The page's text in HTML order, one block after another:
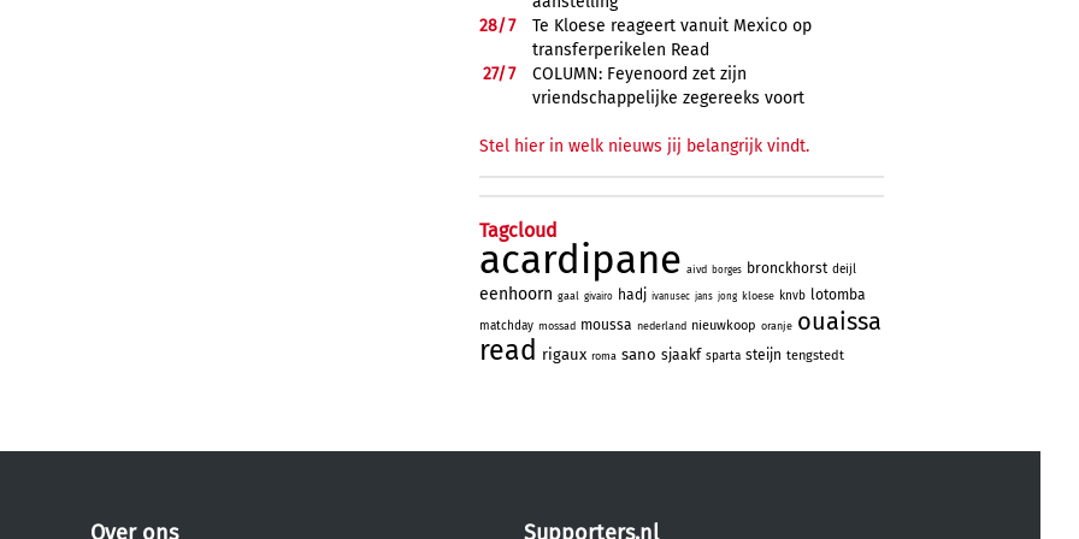
28/7
Te Kloese reageert vanuit Mexico op
transferperikelen Read
27/7
COLUMN: Feyenoord zet zijn
vriendschappelijke zegereeks voort
Stel hier in welk nieuws jij belangrijk vindt.
Tagcloud
acardipane aivd borges bronckhorst deijl
eenhoorn gaal givairo hadj ivanusec jans jong kloese knvb lotomba
matchday mossad moussa nederland nieuwkoop oranje ouaissa
read rigaux roma sano sjaakf sparta steijn tengstedt
Over ons Supporters.nl